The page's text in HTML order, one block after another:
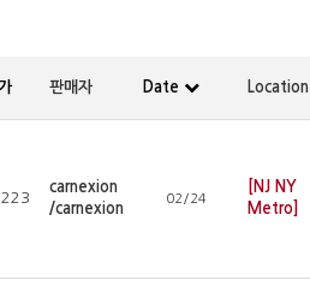
판매자 Date Location
carnexion
/carnexion
02/24
[NJ NY
Metro]